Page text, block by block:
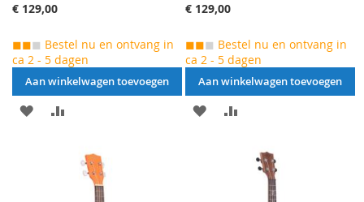
€ 129,00
◼◼◼ Bestel nu en ontvang in
ca 2 - 5 dagen
Aan winkelwagen toevoegen
AAN
TOEVOEGEN
OM
€ 129,00
◼◼◼ Bestel nu en ontvang in
ca 2 - 5 dagen
Aan winkelwagen toevoegen
AAN
TOEVOEGEN
OM